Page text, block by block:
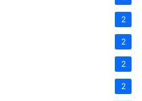
2
2
2
2